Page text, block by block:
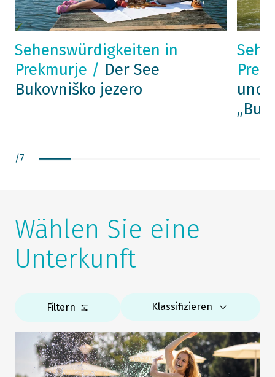
Sehenswürdigkeiten in
Prekmurje / Der See
Bukovniško jezero
und
/7
Wählen Sie eine
Unterkunft
Filtern Klassifizieren